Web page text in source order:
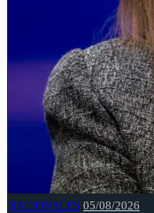
NACIONALES 05/08/2026